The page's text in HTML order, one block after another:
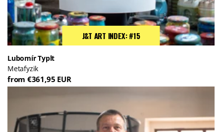
J&T ART INDEX: #15
Lubomír Typlt
Metafyzik
from €361,95 EUR